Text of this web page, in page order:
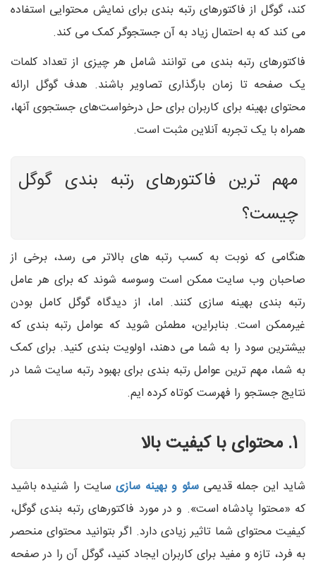
کند، گوگل از فاکتورهای رتبه بندی برای نمایش محتوایی استفاده
می کند که به احتمال زیاد به آن جستجوگر کمک می کند.
فاکتورهای رتبه بندی می توانند شامل هر چیزی از تعداد کلمات
یک صفحه تا زمان بارگذاری تصاویر باشند. هدف گوگل ارائه
محتوای بهینه برای کاربران برای حل درخواست‌های جستجوی آنها،
همراه با یک تجربه آنلاین مثبت است.
مهم ترین فاکتورهای رتبه بندی گوگل
چیست؟
هنگامی که نوبت به کسب رتبه های بالاتر می رسد، برخی از
صاحبان وب سایت ممکن است وسوسه شوند که برای هر عامل
رتبه بندی بهینه سازی کنند. اما، از دیدگاه گوگل کامل بودن
غیرممکن است. بنابراین، مطمئن شوید که عوامل رتبه بندی که
بیشترین سود را به شما می دهند، اولویت بندی کنید. برای کمک
به شما، مهم ترین عوامل رتبه بندی برای بهبود رتبه سایت شما در
نتایج جستجو را فهرست کوتاه کرده ایم.
1. محتوای با کیفیت بالا
شاید این جمله قدیمیسئو و بهینه سازیسایت را شنیده باشید
که «محتوا پادشاه است». و در مورد فاکتورهای رتبه بندی گوگل،
کیفیت محتوای شما تاثیر زیادی دارد. اگر بتوانید محتوای منحصر
به فرد، تازه و مفید برای کاربران ایجاد کنید، گوگل آن را در صفحه